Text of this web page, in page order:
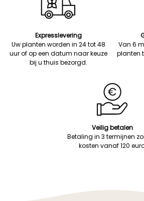
Expresslevering
Uw planten worden in 24 tot 48
uur of op een datum naar keuze
bij u thuis bezorgd.
Van 6
planten
Veilig betalen
Betaling in 3 termijnen
kosten vanaf 120